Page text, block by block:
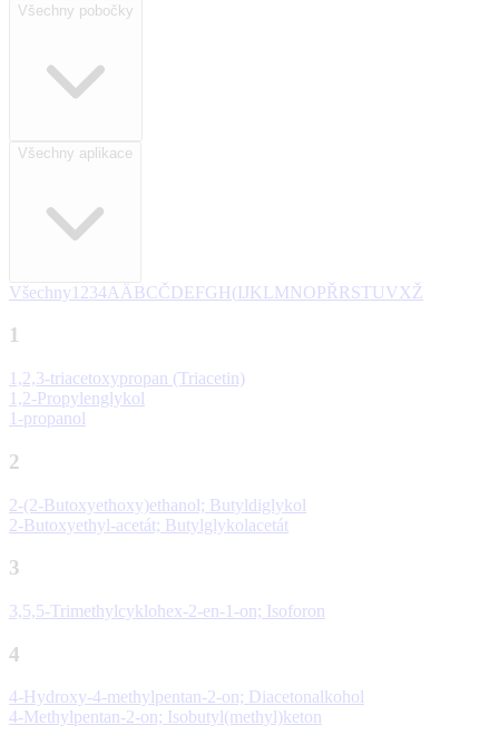
Všechny pobočky
Všechny aplikace
Všechny 1 234A ÄBCČDEFGH(I JKLMNOPŘRSTUVXŽ
1
1,2,3-triacetoxypropan (Triacetin)
1,2-Propylenglykol
1-propanol
2
2-(2-Butoxyethoxy)ethanol; Butyldiglykol
2-Butoxyethyl-acetát; Butylglykolacetát
3
3,5,5-Trimethylcyklohex-2-en-1-on; Isoforon
4
4-Hydroxy-4-methylpentan-2-on; Diacetonalkohol
4-Methylpentan-2-on; Isobutyl(methyl)keton